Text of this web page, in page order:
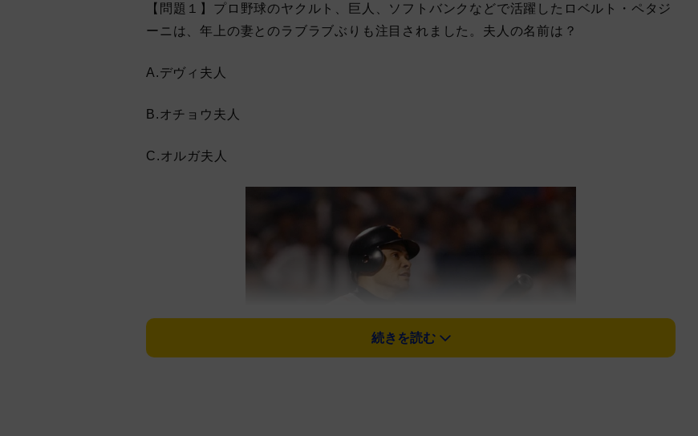
【問題１】プロ野球のヤクルト、巨人、ソフトバンクなどで活躍したロベルト・ペタジ
ーニは、年上の妻とのラブラブぶりも注目されました。夫人の名前は？
A.デヴィ夫人
B.オチョウ夫人
C.オルガ夫人
続きを読む